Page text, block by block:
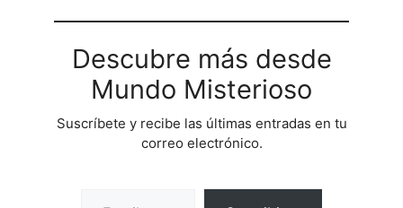
Descubre más desde
Mundo Misterioso
Suscríbete y recibe las últimas entradas en tu
correo electrónico.